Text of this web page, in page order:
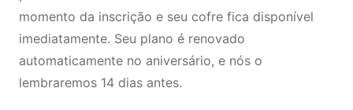
momento da inscrição e seu cofre fica disponível
imediatamente. Seu plano é renovado
automaticamente no aniversário, e nós o
lembraremos 14 dias antes.